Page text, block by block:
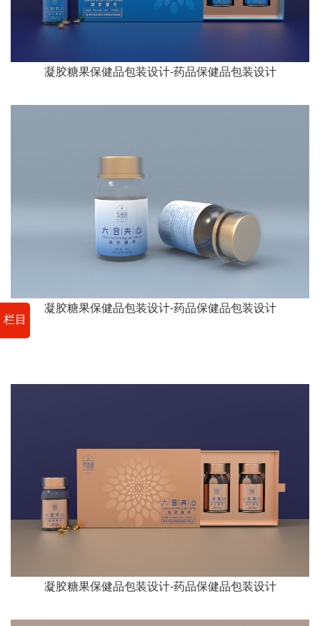
栏目
凝胶糖果保健品包装设计-药品保健品包装设计
凝胶糖果保健品包装设计-药品保健品包装设计
凝胶糖果保健品包装设计-药品保健品包装设计